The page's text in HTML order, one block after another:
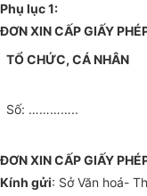
Phụ lục 1:
ĐƠN XIN CẤP GIẤY
TỔ CHỨC, CÁ NHÂN
Số: …………..
ĐƠN XIN CẤP GIẤY
Kính gửi: Sở Văn hoá-